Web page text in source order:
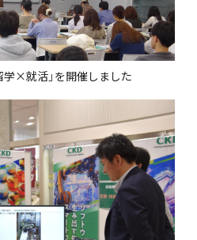
学×就活」を開催しました